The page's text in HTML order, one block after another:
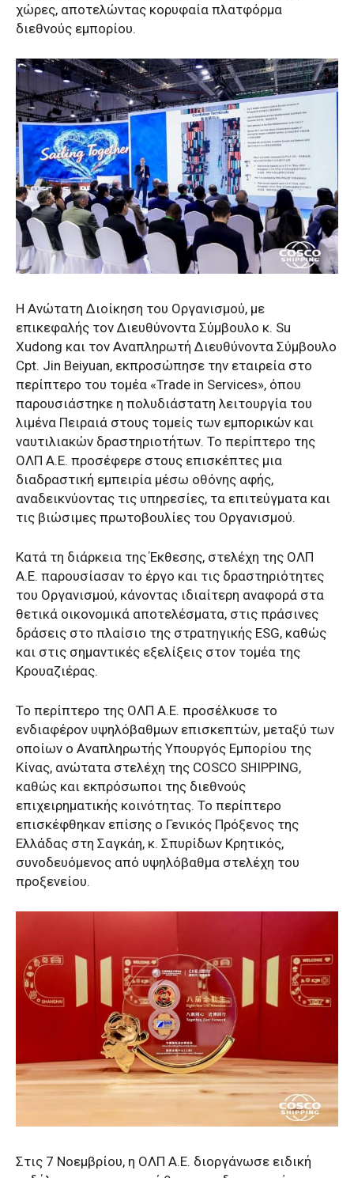
χώρες, αποτελώντας κορυφαία πλατφόρμα
διεθνούς εμπορίου.
Η Ανώτατη Διοίκηση του Οργανισμού, με
επικεφαλής τον Διευθύνοντα Σύμβουλο κ. Su
Xudong και τον Αναπληρωτή Διευθύνοντα Σύμβουλο
Cpt. Jin Beiyuan, εκπροσώπησε την εταιρεία στο
περίπτερο του τομέα «Trade in Services», όπου
παρουσιάστηκε η πολυδιάστατη λειτουργία του
λιμένα Πειραιά στους τομείς των εμπορικών και
ναυτιλιακών δραστηριοτήτων. Το περίπτερο της
ΟΛΠ Α.Ε. προσέφερε στους επισκέπτες μια
διαδραστική εμπειρία μέσω οθόνης αφής,
αναδεικνύοντας τις υπηρεσίες, τα επιτεύγματα και
τις βιώσιμες πρωτοβουλίες του Οργανισμού.
Κατά τη διάρκεια της Έκθεσης, στελέχη της ΟΛΠ
Α.Ε. παρουσίασαν το έργο και τις δραστηριότητες
του Οργανισμού, κάνοντας ιδιαίτερη αναφορά στα
θετικά οικονομικά αποτελέσματα, στις πράσινες
δράσεις στο πλαίσιο της στρατηγικής ESG, καθώς
και στις σημαντικές εξελίξεις στον τομέα της
Κρουαζιέρας.
Το περίπτερο της ΟΛΠ Α.Ε. προσέλκυσε το
ενδιαφέρον υψηλόβαθμων επισκεπτών, μεταξύ των
οποίων ο Αναπληρωτής Υπουργός Εμπορίου της
Κίνας, ανώτατα στελέχη της COSCO SHIPPING,
καθώς και εκπρόσωποι της διεθνούς
επιχειρηματικής κοινότητας. Το περίπτερο
επισκέφθηκαν επίσης ο Γενικός Πρόξενος της
Ελλάδας στη Σαγκάη, κ. Σπυρίδων Κρητικός,
συνοδευόμενος από υψηλόβαθμα στελέχη του
προξενείου.
Στις 7 Νοεμβρίου, η ΟΛΠ Α.Ε. διοργάνωσε ειδική